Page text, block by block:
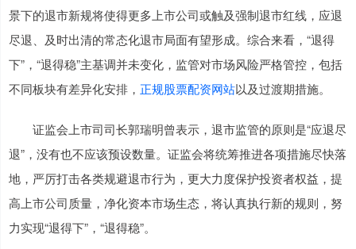
景下的退市新规将使得更多上市公司或触及强制退市红线，应退
尽退、及时出清的常态化退市局面有望形成。综合来看，“退得
下”，“退得稳”主基调并未变化，监管对市场风险严格管控，包括
不同板块有差异化安排， 正规股票配资网站以及过渡期措施。
证监会上市司司长郭瑞明曾表示，退市监管的原则是“应退尽
退”，没有也不应该预设数量。证监会将统筹推进各项措施尽快落
地，严厉打击各类规避退市行为，更大力度保护投资者权益，提
高上市公司质量，净化资本市场生态，将认真执行新的规则，努
力实现“退得下”，“退得稳”。